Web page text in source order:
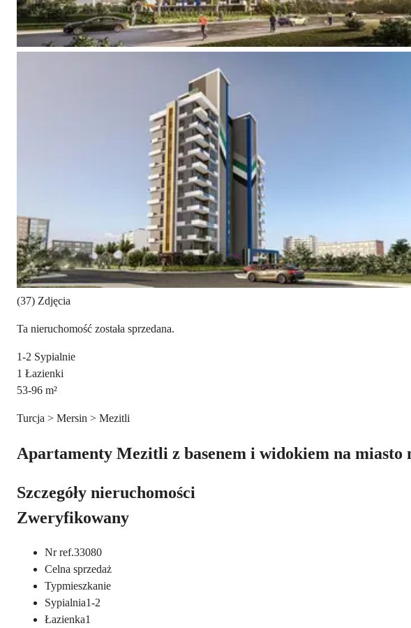
(37) Zdjęcia
Ta nieruchomość została sprzedana.
1-2 Sypialnie
1 Łazienki
53-96 m²
Turcja > Mersin > Mezitli
Apartamenty Mezitli z basenem i widokiem na miasto
Szczegóły nieruchomości
Zweryfikowany
Nr ref.33080
Celna sprzedaż
Typmieszkanie
Sypialnia1-2
Łazienka1